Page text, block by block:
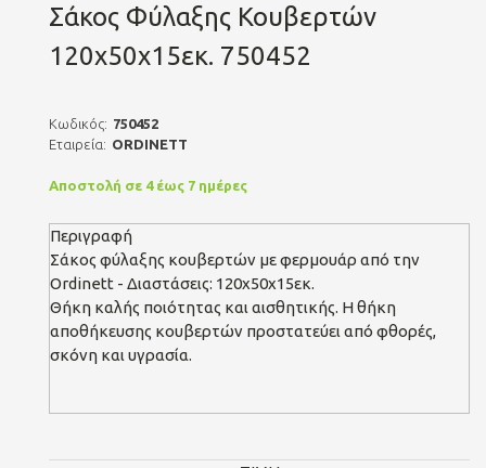
Σάκος Φύλαξης Κουβερτών
120x50x15εκ. 750452
Κωδικός: 750452
Εταιρεία: ORDINETT
Αποστολή σε 4 έως 7 ημέρες
Περιγραφή
Σάκος φύλαξης κουβερτών με φερμουάρ από την
Ordinett - Διαστάσεις: 120x50x15εκ.
Θήκη καλής ποιότητας και αισθητικής. Η θήκη
αποθήκευσης κουβερτών προστατεύει από φθορές,
σκόνη και υγρασία.